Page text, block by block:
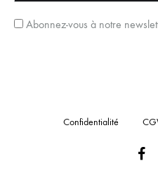
Abonnez-vous à notre
Confidentialité